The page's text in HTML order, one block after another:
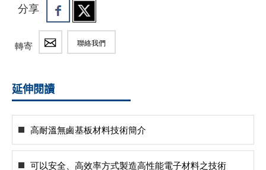
分享
轉寄 聯絡我們
延伸閱讀
高耐溫無鹵基板材料技術簡介
可以安全、高效率方式製造高性能電子材料之技術